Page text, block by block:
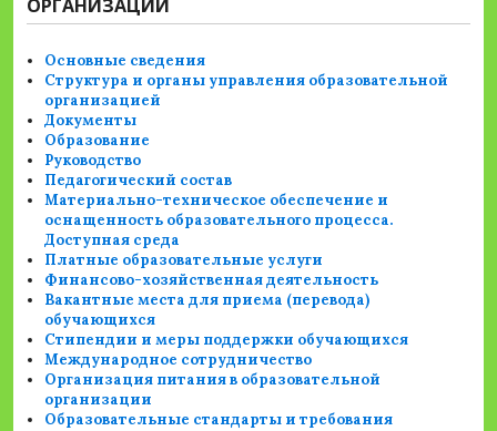
ОРГАНИЗАЦИИ
Основные сведения
Структура и органы управления образовательной
организацией
Документы
Образование
Руководство
Педагогический состав
Материально-техническое обеспечение и
оснащенность образовательного процесса.
Доступная среда
Платные образовательные услуги
Финансово-хозяйственная деятельность
Вакантные места для приема (перевода)
обучающихся
Стипендии и меры поддержки обучающихся
Международное сотрудничество
Организация питания в образовательной
организации
Образовательные стандарты и требования